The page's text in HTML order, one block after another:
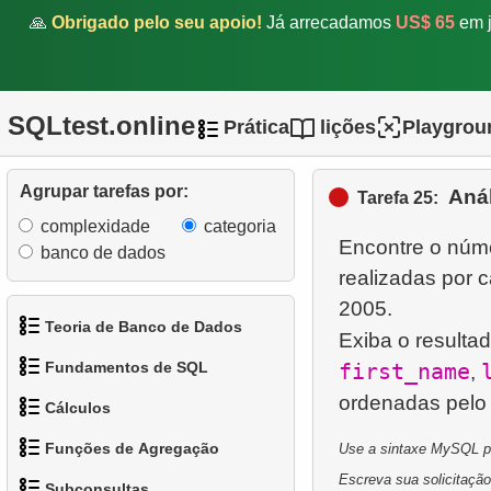
🙏 Obrigado pelo seu apoio! Já arrecadamos US$ 65 em
SQLtest.online Prática lições
Agrupar tarefas por:
complexidade
categoria
banco de dados
Teoria de Banco de Dados
Dados?
2.O que é SGBD?
Fundamentos de SQL
Cálculos
Funções de Agregação
16.Encontre a distribuição de
17.Encontre filmes que
estavam fora de estoque
18.Análise de pagamentos
Melhore a análise de
pagamentos
21.Melhore a distribuição de
Tarefa 25:
Encontre o
realizadas por
2005.
Exiba o
first_name,
Use a sintaxe MySQL
Escreva sua